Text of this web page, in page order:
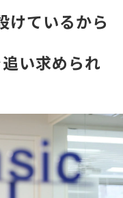
けているから
い求められ